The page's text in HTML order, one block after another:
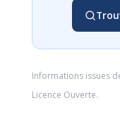
Informations issues
Licence Ouverte.